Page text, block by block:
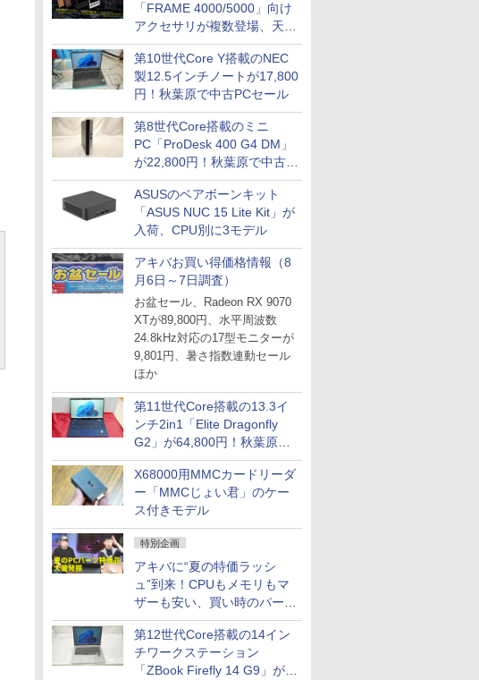
「FRAME 4000/5000」向け
アクセサリが複数登場、天然
木製パネルや背面コネクタ対
応トレイなど
第10世代Core Y搭載のNEC
製12.5インチノートが17,800
円！秋葉原で中古PCセール
第8世代Core搭載のミニ
PC「ProDesk 400 G4 DM」
が22,800円！秋葉原で中古
PCセール
ASUSのベアボーンキット
「ASUS NUC 15 Lite Kit」が
入荷、CPU別に3モデル
アキバお買い得価格情報（8
月6日～7日調査）
お盆セール、Radeon RX 9070
XTが89,800円、水平周波数
24.8kHz対応の17型モニターが
9,801円、暑さ指数連動セール
ほか
第11世代Core搭載の13.3イ
ンチ2in1「Elite Dragonfly
G2」が64,800円！秋葉原で
中古PCセール
X68000用MMCカードリーダ
ー「MMCじょい君」のケー
ス付きモデル
特別企画
アキバに“夏の特価ラッシ
ュ”到来！CPUもメモリもマ
ザーも安い、買い時のパーツ
は？【8月7日(金)22時配信】
第12世代Core搭載の14イン
チワークステーション
「ZBook Firefly 14 G9」が